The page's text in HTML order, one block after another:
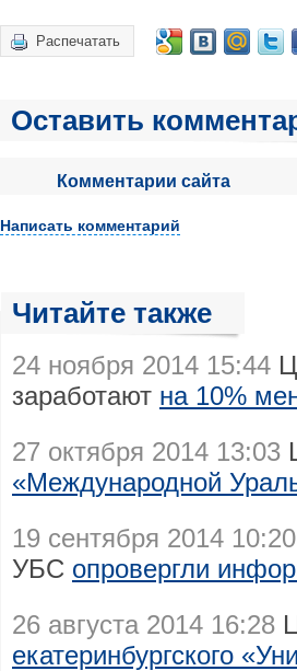
Распечатать
Оставить
Комментарии сайта
Написать комментарий
Читайте также
24 ноября 2014 15:44
заработают на 10%
27 октября 2014 13:03
«Международной
19 сентября 2014 10:20
УБС опровергли
26 августа 2014 16:28
екатеринбургского